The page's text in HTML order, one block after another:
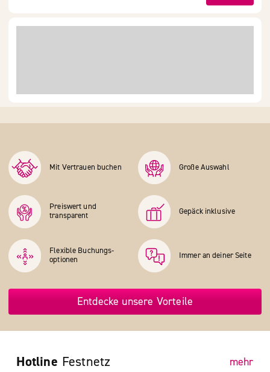
Mit Vertrauen buchen Große Auswahl
Preiswert und
transparent
Gepäck inklusive
Flexible Buchungs­
optionen
Immer an deiner Seite
Entdecke unsere Vorteile
Hotline Festnetz mehr